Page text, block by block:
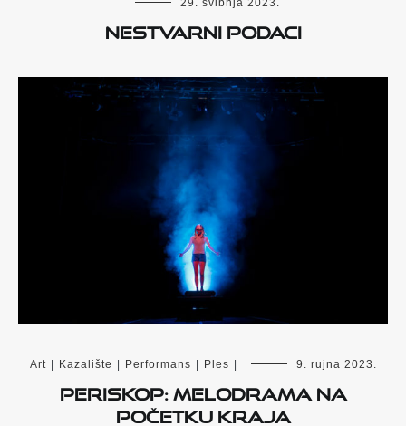
29. svibnja 2023.
Nestvarni podaci
Art Kazalište Performans Ples 9. rujna 2023.
Periskop: Melodrama na
početku kraja